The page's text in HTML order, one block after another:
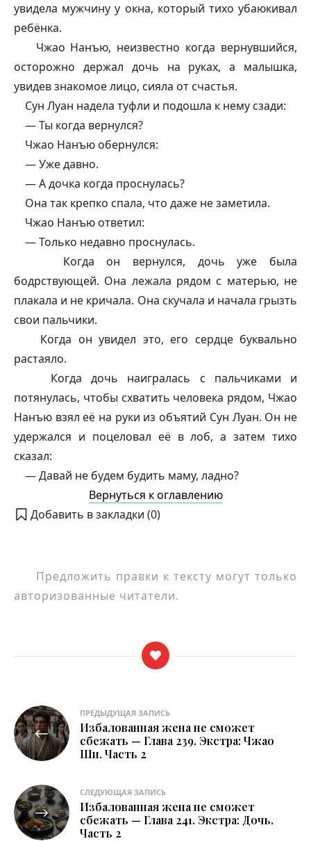
увидела мужчину у окна, который тихо убаюкивал
ребёнка.
Чжао Нанъю, неизвестно когда вернувшийся,
осторожно держал дочь на руках, а малышка,
увидев знакомое лицо, сияла от счастья.
Сун Луан надела туфли и подошла к нему сзади:
—Ты когда вернулся?
Чжао Нанъю обернулся:
—Уже давно.
—А дочка когда проснулась?
Она так крепко спала, что даже не заметила.
Чжао Нанъю ответил:
—Только недавно проснулась.
Когда он вернулся, дочь уже была
бодрствующей. Она лежала рядом с матерью, не
плакала и не кричала. Она скучала и начала грызть
свои пальчики.
Когда он увидел это, его сердце буквально
растаяло.
Когда дочь наигралась с пальчиками и
потянулась, чтобы схватить человека рядом, Чжао
Нанъю взял её на руки из объятий Сун Луан. Он не
удержался и поцеловал её в лоб, а затем тихо
сказал:
— Давай не будем будить маму, ладно?
Вернуться к оглавлению
Добавить в закладки (0)
Предложить правки к тексту могут только
авторизованные читатели.
Навигация
по
записям
ПРЕДЫДУЩАЯ ЗАПИСЬ
Избалованная жена не сможет
сбежать — Глава 239. Экстра: Чжао
Ши. Часть 2
СЛЕДУЮЩАЯ ЗАПИСЬ
Избалованная жена не сможет
сбежать — Глава 241. Экстра: Дочь.
Часть 2